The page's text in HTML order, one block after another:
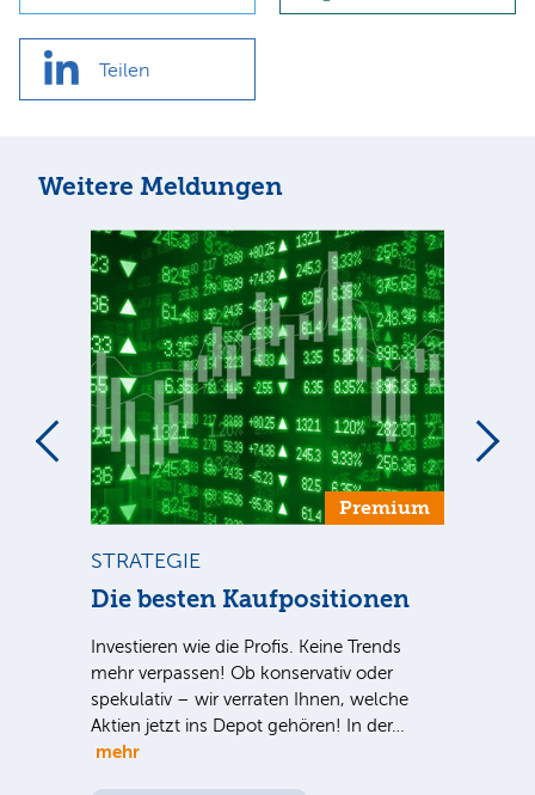
Teilen
Weitere Meldungen
Premium
STRATEGIE
Die besten Kaufpositionen
Investieren wie die Profis. Keine Trends
mehr verpassen! Ob konservativ oder
spekulativ – wir verraten Ihnen, welche
Aktien jetzt ins Depot gehören! In der…
mehr